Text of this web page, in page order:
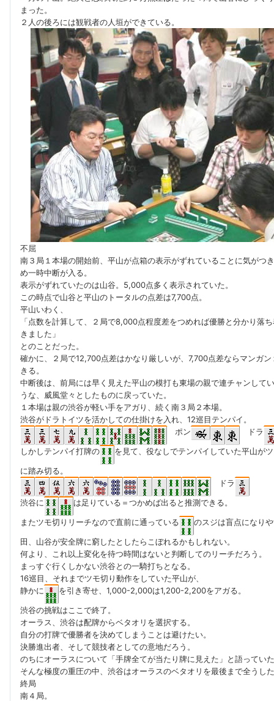
まった。
２人の後ろには観戦者の人垣ができている。
不屈
南３局１本場の開始前、平山が点箱の表示がずれていることに気がつ
め一時中断が入る。
表示がずれていたのは山谷。5,000点多く表示されていた。
この時点で山谷と平山のトータルの点差は7,700点。
平山いわく、
「点数を計算して、２局で8,000点程度差をつめれば優勝と分かり落
きました」
とのことだった。
確かに、２局で12,700点差はかなり厳しいが、7,700点差ならマンガ
きる。
中断後は、前局には早く見えた平山の模打も東場の親で連チャンして
うな、威風堂々としたものに戻っていた。
１本場は親の渋谷が軽い手をアガり、続く南３局２本場。
渋谷がドラトイツを活かしての仕掛けを入れ、12巡目テンパイ。
ポン
ドラ
しかしテンパイ打牌の
を見て、役なしでテンパイしていた平山が
に踏み切る。
ドラ
渋谷に
は足りている＝つかめば出ると推測できる。
またツモ切りリーチなので直前に通っている
のスジは盲点になり
田、山谷が安全牌に窮したとしたらこぼれるかもしれない。
何より、これ以上変化を待つ時間はないと判断してのリーチだろう。
まっすぐ行くしかない渋谷との一騎打ちとなる。
16巡目、それまでツモ切り動作をしていた平山が、
静かに
を引き寄せ、1,000-2,000は1,200-2,200をアガる。
渋谷の挑戦はここで終了。
オーラス、渋谷は配牌からベタオリを選択する。
自分の打牌で優勝者を決めてしまうことは避けたい。
決勝進出者、そして競技者としての意地だろう。
のちにオーラスについて「手牌全てが当たり牌に見えた」と語ってい
そんな極度の重圧の中、渋谷はオーラスのベタオリを最後まで全うし
終局
南４局。